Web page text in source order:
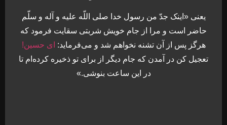
یعنی «اینک جدّ من رسول خدا صلی اللّه علیه و آله و سلّم
حاضر است و مرا از جام خویش شربتی سقایت فرمود که
هرگز پس از آن تشنه نخواهم شد و می‌فرماید: ای حسین!
تعجیل کن در آمدن که جام دیگر از برای تو ذخیره کرده‌ام تا
در این ساعت بنوشی.»